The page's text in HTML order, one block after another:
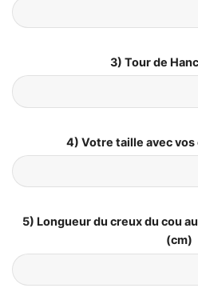
3) Tour de
4) Votre taille avec
5) Longueur du creux du cou
(cm)